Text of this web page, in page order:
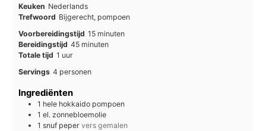
Keuken Nederlands
Trefwoord Bijgerecht, pompoen
Voorbereidingstijd 15minuten
minuten
Bereidingstijd 45minuten
minuten
Totale tijd 1 uur
uur
Servings 4 personen
Ingrediënten
1 hele hokkaido pompoen
1 el. zonnebloemolie
1 snuf peper vers gemalen